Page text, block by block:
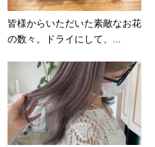
皆様からいただいた素敵なお花
の数々。ドライにして、...